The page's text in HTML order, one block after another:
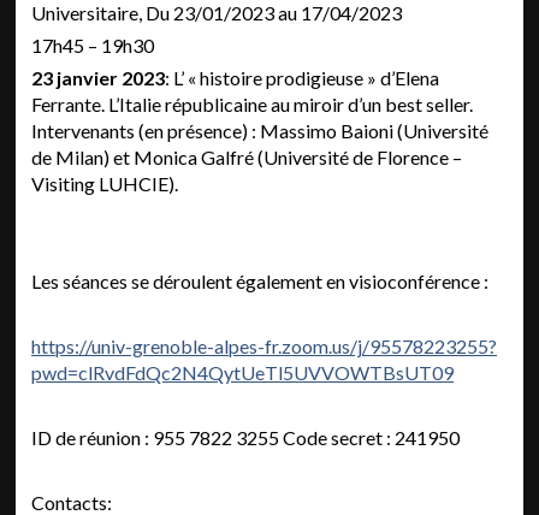
Universitaire, Du 23/01/2023 au 17/04/2023
17h45 – 19h30
23 janvier 2023: L’ « histoire prodigieuse » d’Elena
Ferrante. L’Italie républicaine au miroir d’un best seller.
Intervenants (en présence) : Massimo Baioni (Université
de Milan) et Monica Galfré (Université de Florence –
Visiting LUHCIE).
Les séances se déroulent également en visioconférence :
https://univ-grenoble-alpes-fr.zoom.us/j/95578223255?
pwd=clRvdFdQc2N4QytUeTl5UVVOWTBsUT09
ID de réunion : 955 7822 3255 Code secret : 241950
Contacts: